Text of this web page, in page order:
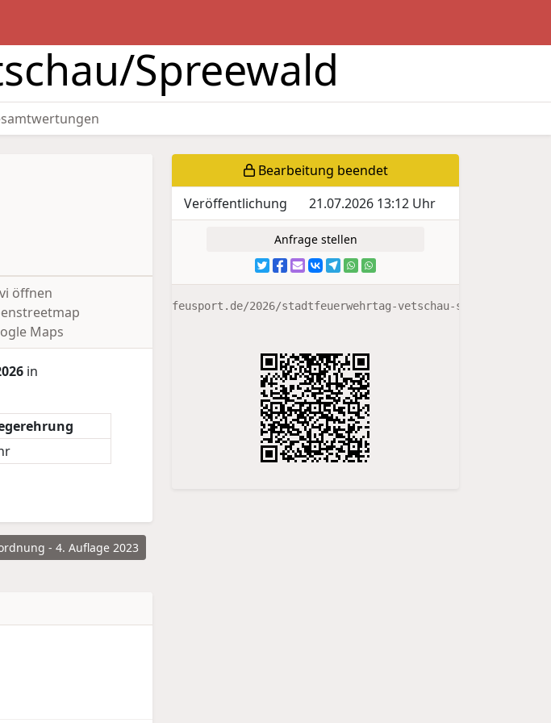
Spreewald
öffnen
Maps
in
- 4. Auflage 2023
Bearbeitung beendet
Veröffentlichung
21.07.2026 13:12 Uhr
Anfrage stellen
feusport.de/2026/stadtfeuerwehrtag-vetschau-spreewald